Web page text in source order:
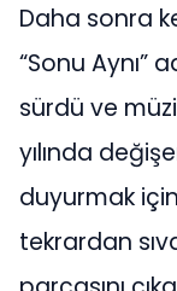
Daha sonra
“Sonu Aynı”
sürdü ve
yılında
duyurmak
tekrardan